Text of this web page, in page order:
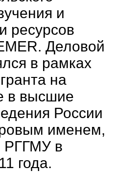
и
ресурсов
Деловой
в рамках
на
в высшие
России
именем,
РГГМУ в
года.